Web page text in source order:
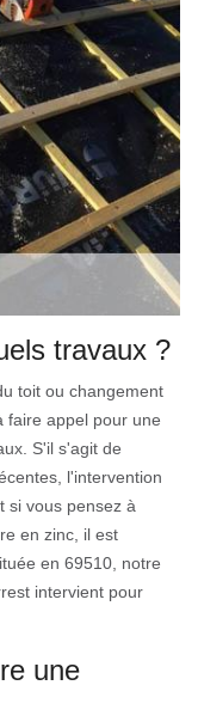
travaux ?
toit ou changement
faire appel pour une
S'il s'agit de
l'intervention
si vous pensez à
en zinc, il est
en 69510, notre
intervient pour
une